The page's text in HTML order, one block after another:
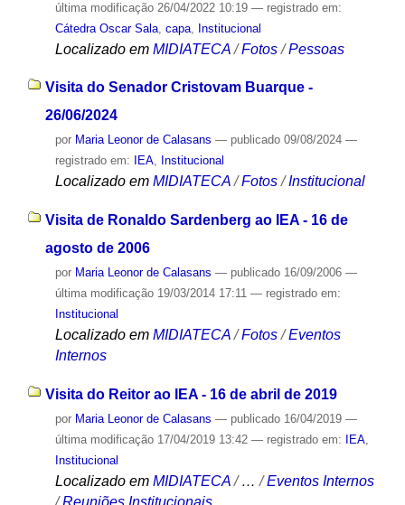
última modificação26/04/2022 10:19 — registrado em:
Cátedra Oscar Sala, capa, Institucional
Localizado em MIDIATECA /Fotos /Pessoas
Visita do Senador Cristovam Buarque -
26/06/2024
por Maria Leonor de Calasans — publicado09/08/2024 —
registrado em:
IEA, Institucional
Localizado em MIDIATECA /Fotos /Institucional
Visita de Ronaldo Sardenberg ao IEA - 16 de
agosto de 2006
por Maria Leonor de Calasans — publicado16/09/2006 —
última modificação19/03/2014 17:11 — registrado em:
Institucional
Localizado em MIDIATECA /Fotos /Eventos
Internos
Visita do Reitor ao IEA - 16 de abril de 2019
por Maria Leonor de Calasans — publicado16/04/2019 —
última modificação17/04/2019 13:42 — registrado em: IEA,
Institucional
Localizado em MIDIATECA /…/Eventos Internos
/Reuniões Institucionais